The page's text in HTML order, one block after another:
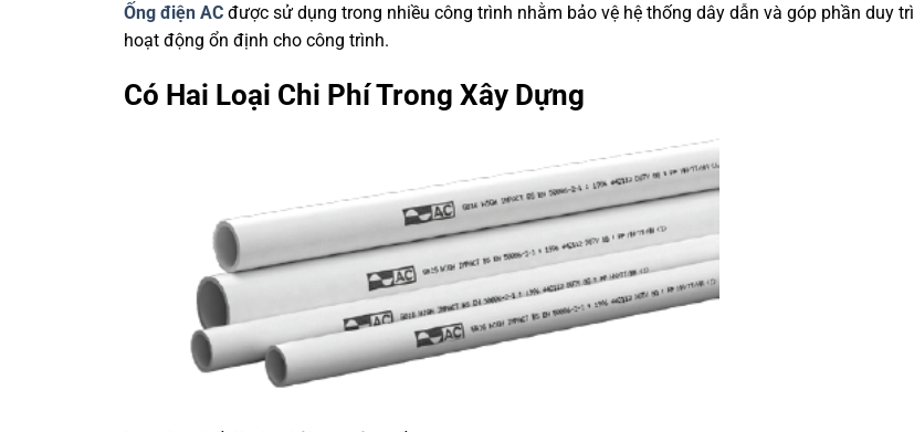
Ống điện AC được sử dụng trong nhiều công trình nhằm bảo vệ hệ thống dây dẫn và góp phần duy trì
hoạt động ổn định cho công trình.
Có Hai Loại Chi PhíTrong Xây Dựng